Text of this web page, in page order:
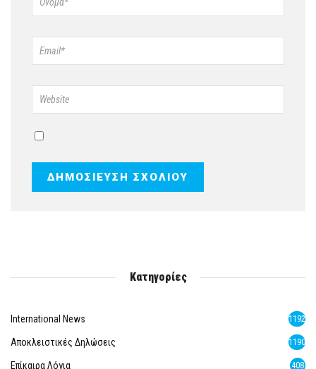
Κατηγορίες
International News 1192
Αποκλειστικές Δηλώσεις 1190
Επίκαιρα Λόγια 408